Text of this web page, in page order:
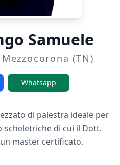
Samuele
(TN)
Whatsapp
di palestra ideale per
di cui il Dott.
master certificato.